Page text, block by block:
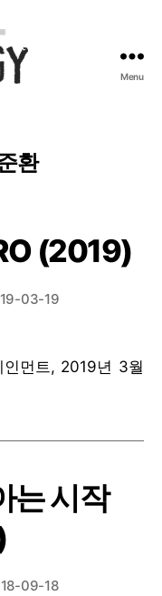
Menu
환
(2019)
03-19
먼트, 2019년 3월
는 시작
09-18